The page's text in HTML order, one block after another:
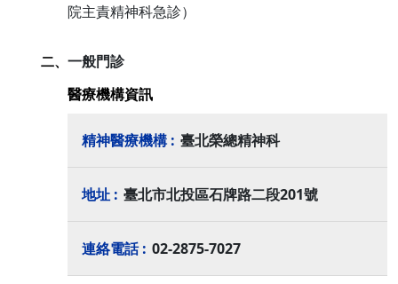
院主責精神科急診）
二、 一般門診
醫療機構資訊
臺北榮總精神科
臺北市北投區石牌路二段201號
02-2875-7027